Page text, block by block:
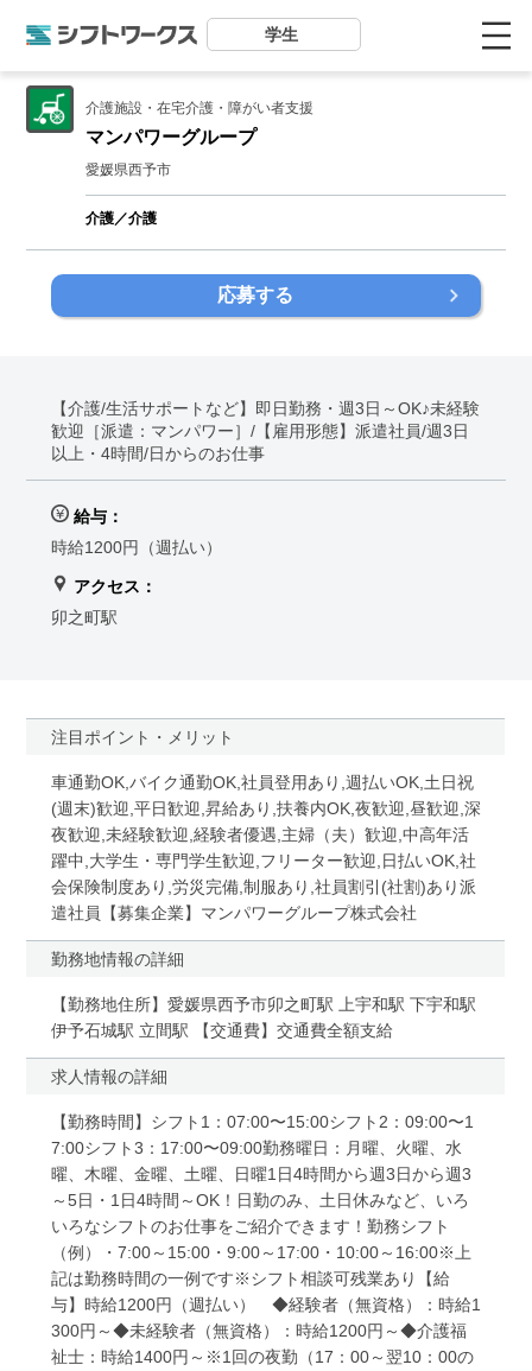
学生
介護施設・在宅介護・障がい者支援
マンパワーグループ
愛媛県西予市
介護／介護
応募する
【介護/生活サポートなど】即日勤務・週3日～OK♪未経験
歓迎［派遣：マンパワー］/【雇用形態】派遣社員/週3日
以上・4時間/日からのお仕事
給与：
時給1200円（週払い）
アクセス：
卯之町駅
注目ポイント・メリット
車通勤OK,バイク通勤OK,社員登用あり,週払いOK,土日祝
(週末)歓迎,平日歓迎,昇給あり,扶養内OK,夜歓迎,昼歓迎,深
夜歓迎,未経験歓迎,経験者優遇,主婦（夫）歓迎,中高年活
躍中,大学生・専門学生歓迎,フリーター歓迎,日払いOK,社
会保険制度あり,労災完備,制服あり,社員割引(社割)あり派
遣社員【募集企業】マンパワーグループ株式会社
勤務地情報の詳細
【勤務地住所】愛媛県西予市卯之町駅 上宇和駅 下宇和駅
伊予石城駅 立間駅 【交通費】交通費全額支給
求人情報の詳細
【勤務時間】シフト1：07:00〜15:00シフト2：09:00〜1
7:00シフト3：17:00〜09:00勤務曜日：月曜、火曜、水
曜、木曜、金曜、土曜、日曜1日4時間から週3日から週3
～5日・1日4時間～OK！日勤のみ、土日休みなど、いろ
いろなシフトのお仕事をご紹介できます！勤務シフト
（例）・7:00～15:00・9:00～17:00・10:00～16:00※上
記は勤務時間の一例です※シフト相談可残業あり【給
与】時給1200円（週払い） ◆経験者（無資格）：時給1
300円～◆未経験者（無資格）：時給1200円～◆介護福
祉士：時給1400円～※1回の夜勤（17：00～翌10：00の